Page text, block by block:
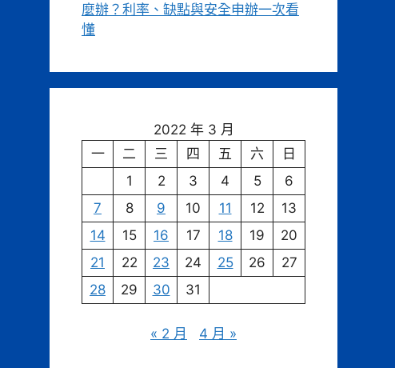
麼辦？利率、缺點與安全申辦一次看
懂
2022 年 3 月
一
二 三 四 五 六
日
1
2 3 4 5
6
7
8 9 10 11 12
13
14
15 16 17 18 19
20
21
22 23 24 25 26
27
28
29 30 31
« 2 月 4 月 »